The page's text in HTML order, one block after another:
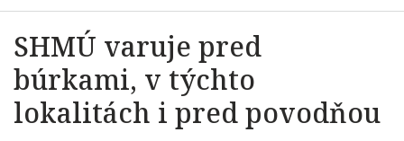
SHMÚ varuje pred
búrkami, v týchto
lokalitách i pred povodňou